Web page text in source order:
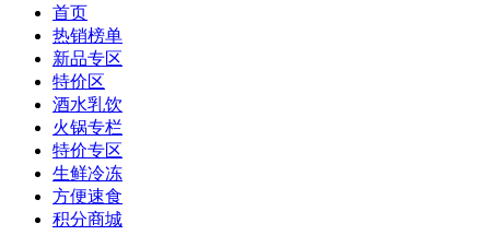
首页
热销榜单
新品专区
特价区
酒水乳饮
火锅专栏
特价专区
生鲜冷冻
方便速食
积分商城